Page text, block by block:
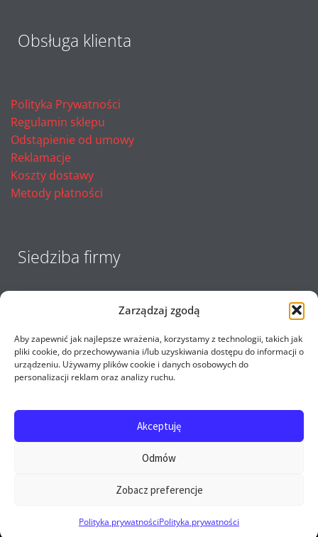
Zarządzaj zgodą
Aby zapewnić jak najlepsze wrażenia, korzystamy z technologii, takich jak
pliki cookie, do przechowywania i/lub uzyskiwania dostępu do informacji o
urządzeniu. Używamy plików cookie i danych osobowych do
personalizacji reklam oraz analizy ruchu.
Akceptuję
Odmów
Zobacz preferencje
Polityka prywatnościPolityka prywatności
Obsługa klienta
Polityka Prywatności
Regulamin sklepu
Odstąpienie od umowy
Reklamacje
Koszty dostawy
Metody płatności
Siedziba firmy
Copyright 2017 - 2026 E-opel24.pl - Firma MIJ © All